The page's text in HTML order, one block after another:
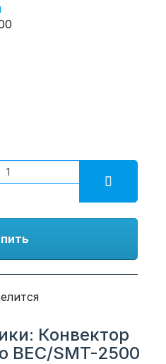
Конвектор
BEC/SMT-2500